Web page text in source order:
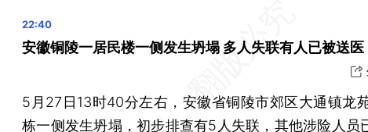
伊朗初步调查：总统遇难直升机残骸上无弹痕 通信记录无可
安徽铜陵一居民楼一侧发生坍塌 多人失联有人已被送医
5月27日13时40分左右，安徽省铜陵市郊区大通镇龙
栋一侧发生坍塌，初步排查有5人失联，其他涉险人员